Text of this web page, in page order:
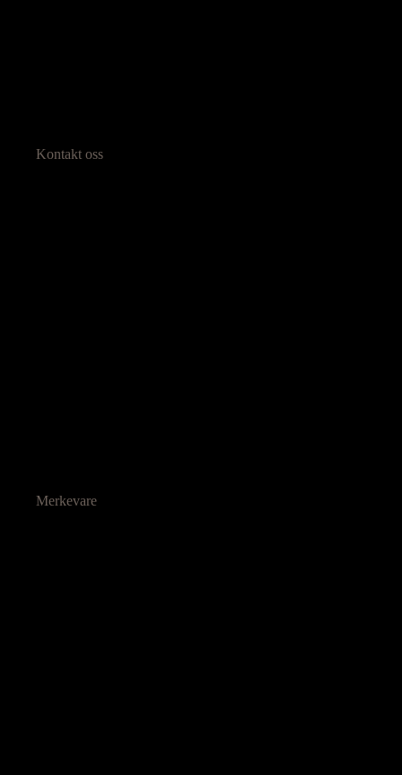
Kontakt oss
Merkevare